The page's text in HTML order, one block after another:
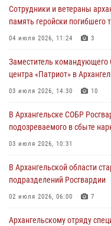
Сотрудники и ветераны
память геройски погибшего
04 июля 2026, 11:24 3
Заместитель командующего
центра «Патриот» в
03 июля 2026, 14:30 10
В Архангельске СОБР
подозреваемого в сбыте
03 июля 2026, 10:31
В Архангельской области
подразделений Росгвардии
02 июля 2026, 06:00 7
Архангельскому отряду